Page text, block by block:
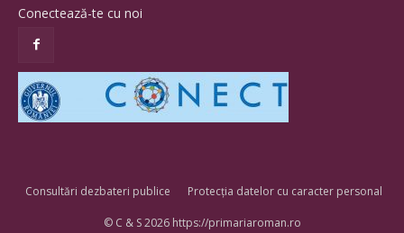
Conectează-te cu noi
Consultări dezbateri publice Protecția datelor cu caracter personal
© C & S 2026 https://primariaroman.ro